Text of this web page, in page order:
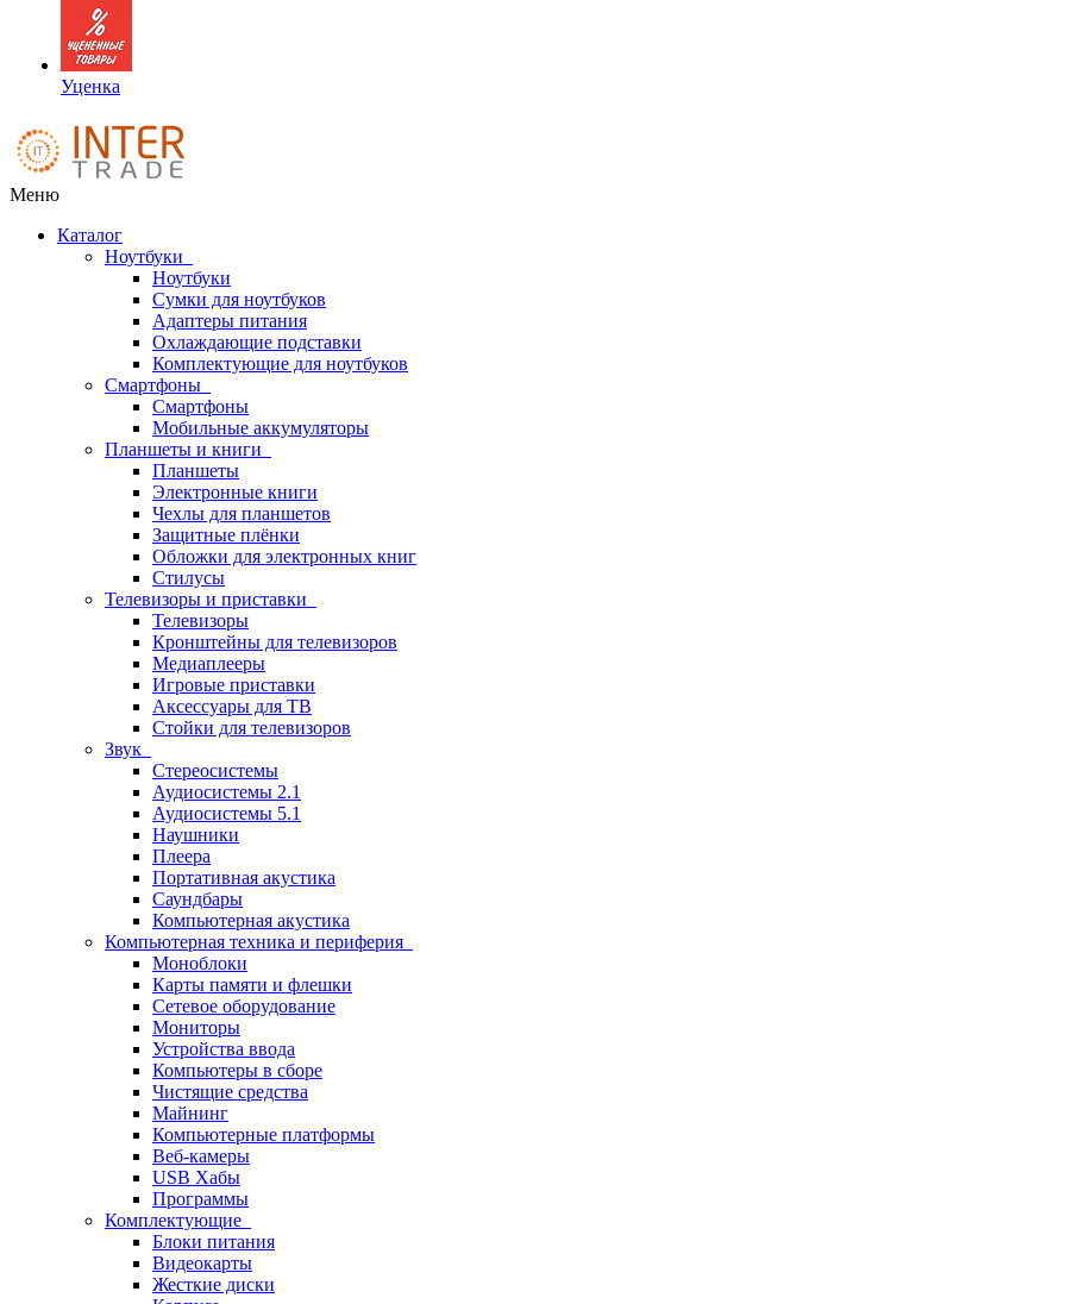
Уценка
Меню
Каталог
Ноутбуки
Ноутбуки
Сумки для ноутбуков
Адаптеры питания
Охлаждающие подставки
Комплектующие для ноутбуков
Смартфоны
Смартфоны
Мобильные аккумуляторы
Планшеты и книги
Планшеты
Электронные книги
Чехлы для планшетов
Защитные плёнки
Обложки для электронных книг
Стилусы
Телевизоры и приставки
Телевизоры
Кронштейны для телевизоров
Медиаплееры
Игровые приставки
Аксессуары для ТВ
Стойки для телевизоров
Звук
Стереосистемы
Аудиосистемы 2.1
Аудиосистемы 5.1
Наушники
Плеера
Портативная акустика
Саундбары
Компьютерная акустика
Компьютерная техника и периферия
Моноблоки
Карты памяти и флешки
Сетевое оборудование
Мониторы
Устройства ввода
Компьютеры в сборе
Чистящие средства
Майнинг
Компьютерные платформы
Веб-камеры
USB Хабы
Программы
Комплектующие
Блоки питания
Видеокарты
Жесткие диски